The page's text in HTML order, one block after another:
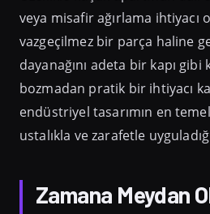
veya misafir ağırlama ihtiyacı
vazgeçilmez bir parça haline
dayanağını adeta bir kapı
bozmadan pratik bir ihtiyacı
endüstriyel tasarımın en
ustalıkla ve zarafetle
Zamana Meydan